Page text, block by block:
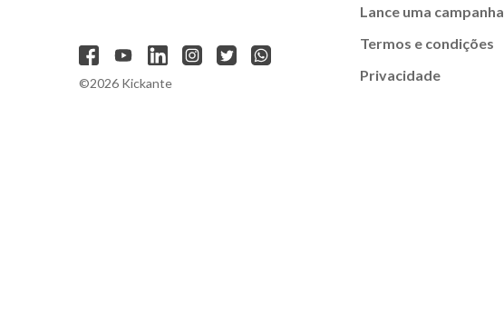
©2026 Kickante
Lance uma campanha
Termos e condições
Privacidade